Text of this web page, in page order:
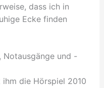
dass ich in
Ecke finden
Notausgänge und -
die Hörspiel 2010